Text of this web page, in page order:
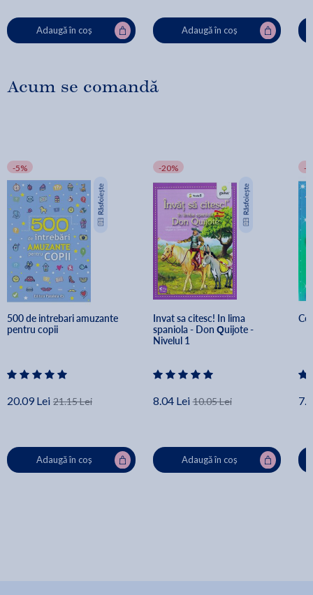
Adaugă în coș Adaugă în coș
Acum se comandă
-5%
500 de intrebari amuzante
pentru copii
20.09 Lei 21.15 Lei
Adaugă în coș
-20%
Invat sa citesc! In lima
spaniola - Don Quijote -
Nivelul 1
8.04 Lei 10.05 Lei
Adaugă în coș
-